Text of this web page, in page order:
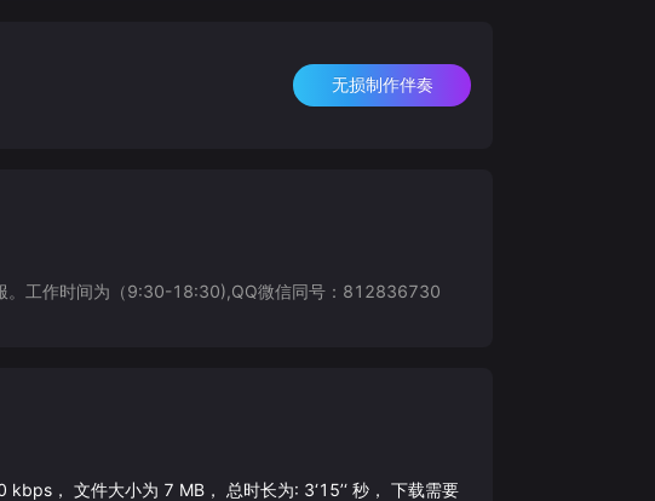
无损制作伴奏
。工作时间为（9:30-18:30),QQ微信同号：812836730
kbps， 文件大小为 7 MB， 总时长为: 3‘15’‘秒， 下载需要